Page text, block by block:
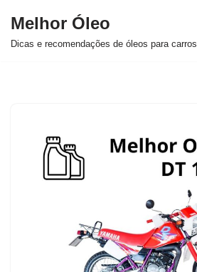
Pular
Melhor Óleo
Dicas e recomendações de óleos para carros